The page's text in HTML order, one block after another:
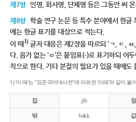
제7항 인명, 회사명, 단체명 등은 그동안 써
제8항 학술 연구 논문 등 특수 분야에서 한글
에는 한글 표기를 대상으로 적는다.
이 때1)글자 대응은 제2장을 따르되 ‘ㄱ, ㄷ, ㅂ,
다. 음가 없는 ‘ㅇ’은 붙임표(-)로 표기하되 어
칙으로 한다. 기타 분절의 필요가 있을 때에도
1) '이 때'는 "표준국어대사전"에 따르면 '이때'와 같이 붙
집 jib 짚
밖 bakk 값